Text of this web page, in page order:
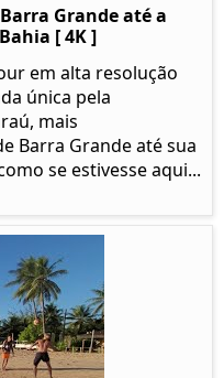
Grande até a
[ 4K ]
em alta resolução
única pela
mais
Barra Grande até sua
se estivesse aqui...